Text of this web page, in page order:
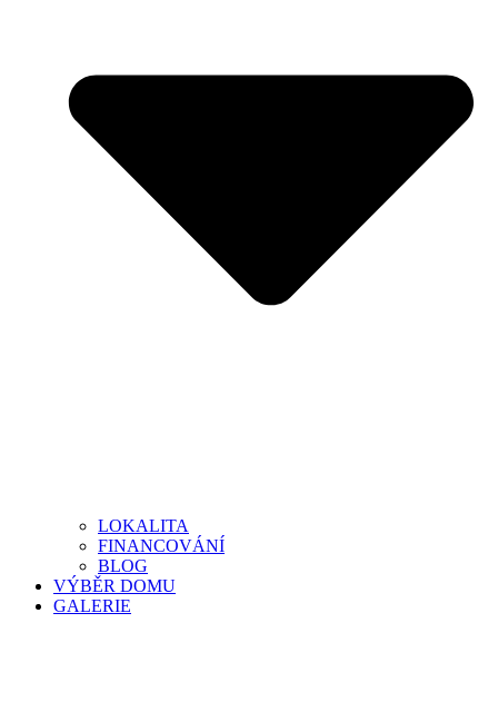
LOKALITA
FINANCOVÁNÍ
BLOG
VÝBĚR DOMU
GALERIE